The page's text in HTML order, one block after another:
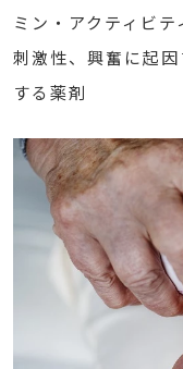
ミン・アクティビ
刺激性、興奮に起
する薬剤